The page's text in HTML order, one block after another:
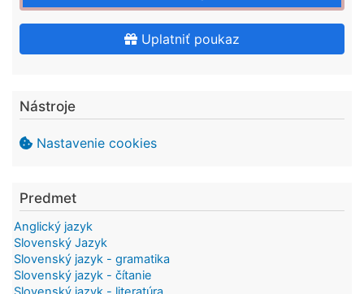
Uplatniť poukaz
Nástroje
Nastavenie cookies
Predmet
Anglický jazyk
Slovenský Jazyk
Slovenský jazyk - gramatika
Slovenský jazyk - čítanie